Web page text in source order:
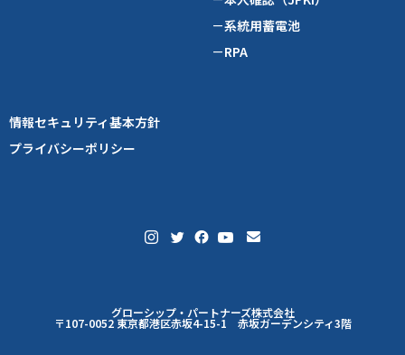
－系統用蓄電池
－RPA
情報セキュリティ基本方針
プライバシーポリシー
グローシップ・パートナーズ株式会社
〒107-0052 東京都港区赤坂4-15-1 赤坂ガーデンシティ3階